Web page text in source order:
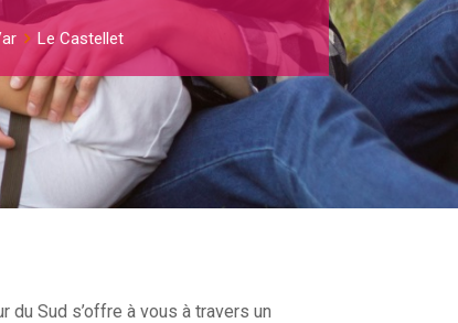
Le Castellet
Sud s’offre à vous à travers un